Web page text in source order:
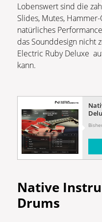
Lobenswert sind die
Slides, Mutes,
natürliches
das Sounddesign nicht
Electric Ruby Deluxe
kann.
Native
Drums